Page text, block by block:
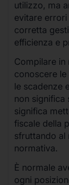
utilizzo, ma
evitare
corretta
efficienza e
Compilare
conoscere
le scadenze
non significa
significa
fiscale della
sfruttando al
normativa.
È normale
ogni